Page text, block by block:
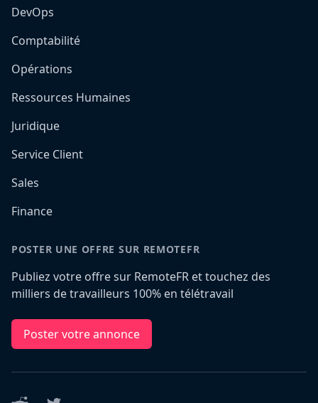
DevOps
Comptabilité
Opérations
Ressources Humaines
Juridique
Service Client
Sales
Finance
POSTER UNE OFFRE SUR REMOTEFR
Publiez votre offre sur RemoteFR et touchez des
milliers de travailleurs 100% en télétravail
Poster votre annonce